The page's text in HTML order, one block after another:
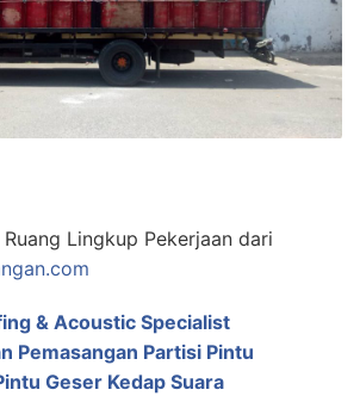
Lingkup Pekerjaan dari
& Acoustic Specialist
Pemasangan Partisi Pintu
Geser Kedap Suara